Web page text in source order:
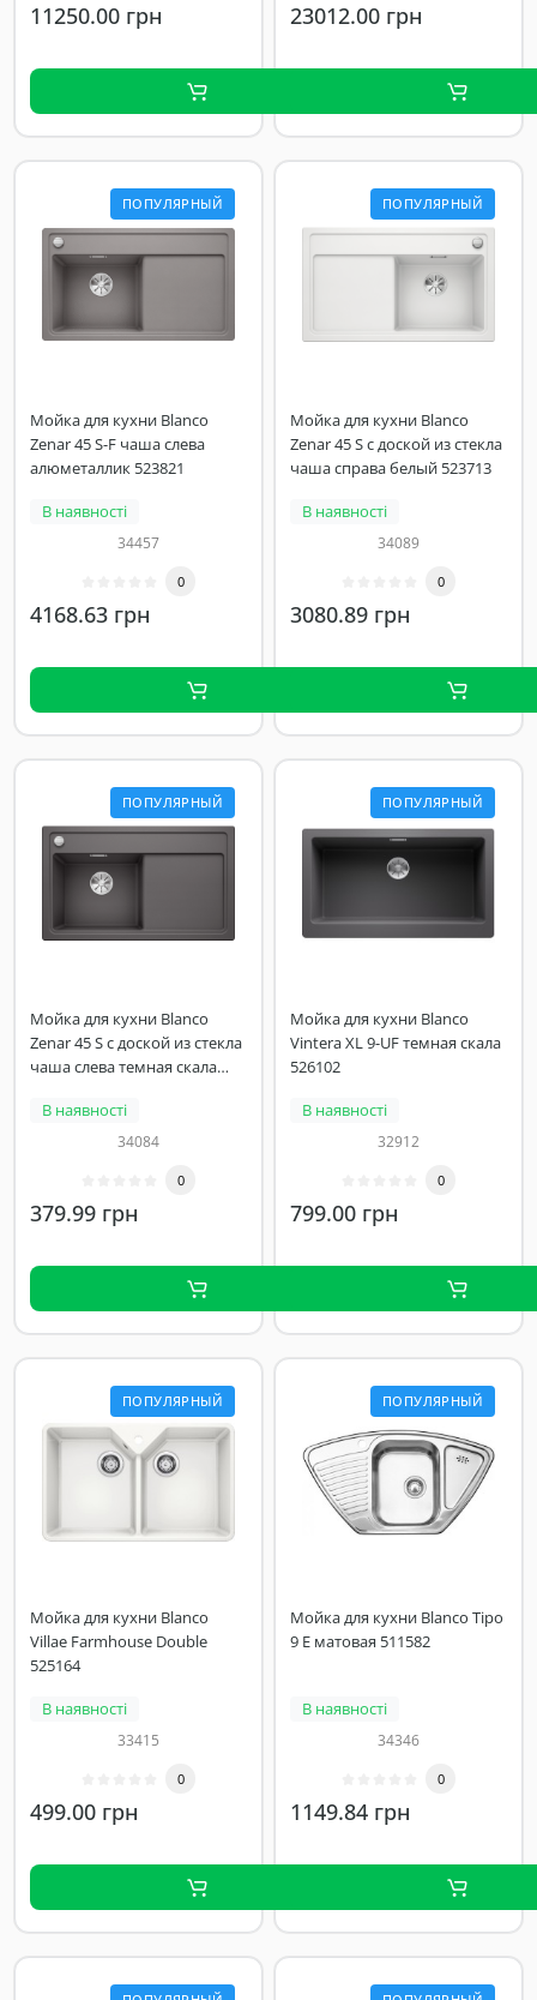
11250.00 грн 23012.00 грн
ПОПУЛЯРНЫЙ
Мойка для кухни Blanco
Zenar 45 S-F чаша слева
алюметаллик 523821
В наявності
34457
0
4168.63 грн
ПОПУЛЯРНЫЙ
Мойка для кухни Blanco
Zenar 45 S с доской из стекла
чаша справа белый 523713
В наявності
34089
0
3080.89 грн
ПОПУЛЯРНЫЙ
Мойка для кухни Blanco
Zenar 45 S с доской из стекла
чаша слева темная скала
В наявності
34084
0
379.99 грн
ПОПУЛЯРНЫЙ
Мойка для кухни Blanco
Vintera XL 9-UF темная скала
526102
В наявності
32912
0
799.00 грн
ПОПУЛЯРНЫЙ
Мойка для кухни Blanco
Villae Farmhouse Double
525164
В наявності
33415
0
499.00 грн
ПОПУЛЯРНЫЙ
Мойка для кухни Blanco Tipo
9 E матовая 511582
В наявності
34346
0
1149.84 грн